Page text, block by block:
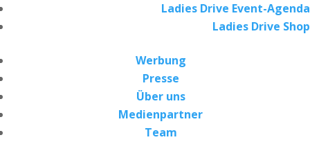
Ladies Drive Event-Agenda
Ladies Drive Shop
Werbung
Presse
Über uns
Medienpartner
Team